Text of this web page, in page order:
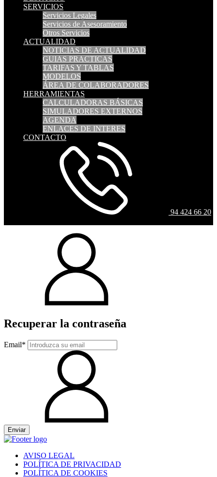
SERVICIOS
Servicios Legales
Servicios de Asesoramiento
Otros Servicios
ACTUALIDAD
NOTICIAS DE ACTUALIDAD
GUIAS PRACTICAS
TARIFAS Y TABLAS
MODELOS
ÁREA DE COLABORADORES
HERRAMIENTAS
CALCULADORAS BÁSICAS
SIMULADORES EXTERNOS
AGENDA
ENLACES DE INTERES
CONTACTO
94 424 66 20
Recuperar la contraseña
Email*
Enviar
AVISO LEGAL
POLÍTICA DE PRIVACIDAD
POLÍTICA DE COOKIES